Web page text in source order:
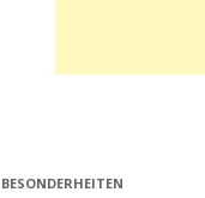
BESONDERHEITEN